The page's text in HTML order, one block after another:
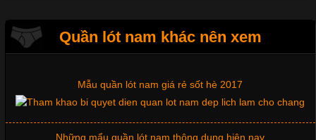
Quần lót nam khác nên xem
Giặt và bảo quản quần lót nam đúng cách
Mẫu quần lót nam giá rẻ sốt hè 2017
Những mẩu quần lót nam thông dụng hiện nay